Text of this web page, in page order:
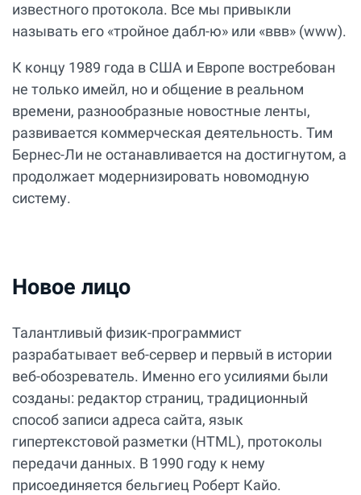
известного протокола. Все мы привыкли
называть его «тройное дабл-ю» или «ввв» (www).
К концу 1989 года в США и Европе востребован
не только имейл, но и общение в реальном
времени, разнообразные новостные ленты,
развивается коммерческая деятельность. Тим
Бернес-Ли не останавливается на достигнутом, а
продолжает модернизировать новомодную
систему.
Новое лицо
Талантливый физик-программист
разрабатывает веб-сервер и первый в истории
веб-обозреватель. Именно его усилиями были
созданы: редактор страниц, традиционный
способ записи адреса сайта, язык
гипертекстовой разметки (HTML), протоколы
передачи данных. В 1990 году к нему
присоединяется бельгиец Роберт Кайо.